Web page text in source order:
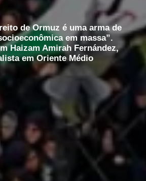
de Ormuz é uma arma de
em massa”.
Haizam Amirah Fernández,
em Oriente Médio